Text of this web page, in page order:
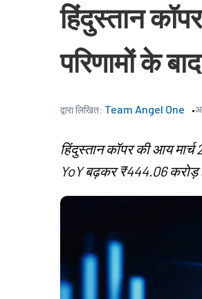
हिंदुस्तान
परिणामों के
द्वारा लिखित: Team Angel One
हिंदुस्तान कॉपर की आय
YoY बढ़कर ₹444.06 करोड़